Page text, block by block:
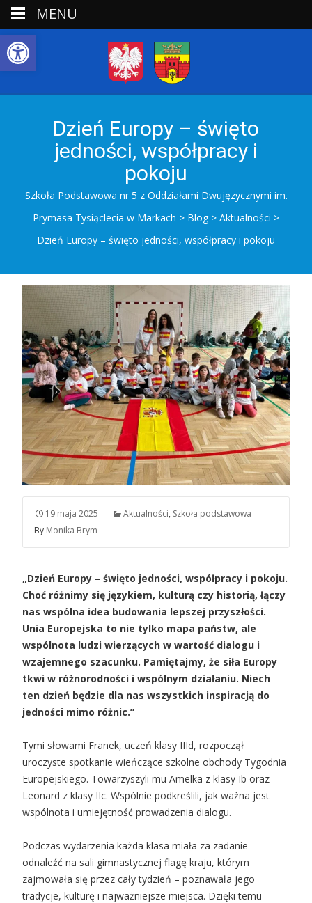
Open toolbar
Dzień Europy – święto
jedności, współpracy i
pokoju
Szkoła Podstawowa nr 5 z Oddziałami Dwujęzycznymi im.
Prymasa Tysiąclecia w Markach > Blog > Aktualności >
Dzień Europy – święto jedności, współpracy i pokoju
19 maja 2025 Aktualności, Szkoła podstawowa
By Monika Brym
„Dzień Europy – święto jedności, współpracy i pokoju.
Choć różnimy się językiem, kulturą czy historią, łączy
nas wspólna idea budowania lepszej przyszłości.
Unia Europejska to nie tylko mapa państw, ale
wspólnota ludzi wierzących w wartość dialogu i
wzajemnego szacunku. Pamiętajmy, że siła Europy
tkwi w różnorodności i wspólnym działaniu. Niech
ten dzień będzie dla nas wszystkich inspiracją do
jedności mimo różnic.”
Tymi słowami Franek, uczeń klasy IIId, rozpoczął
uroczyste spotkanie wieńczące szkolne obchody Tygodnia
Europejskiego. Towarzyszyli mu Amelka z klasy Ib oraz
Leonard z klasy IIc. Wspólnie podkreślili, jak ważna jest
wspólnota i umiejętność prowadzenia dialogu.
Podczas wydarzenia każda klasa miała za zadanie
odnaleźć na sali gimnastycznej flagę kraju, którym
zajmowała się przez cały tydzień – poznawała jego
tradycje, kulturę i najważniejsze miejsca. Dzięki temu
MENU